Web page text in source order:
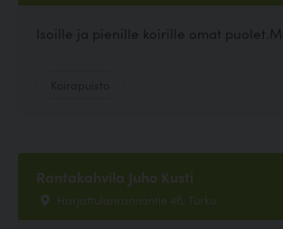
Isoille ja pienille koirille omat
Rantakahvila Juho Kusti
Harjattulanrannantie 46, Turku